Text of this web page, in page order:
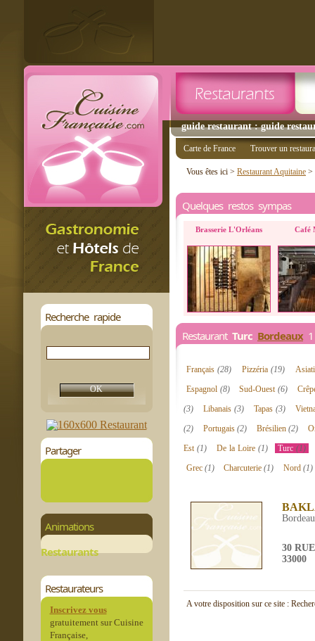
guide restaurant : guide
Recherche rapide
Partager
Animations
Restaurants
Restaurateurs
Inscrivez vous
gratuitement sur Cuisine
Française,
Carte de France Trouver un
Vous êtes ici > Restaurant Aquitaine >
Quelques restos sympas
Brasserie L'Orléans Café
Restaurant Turc Bordeaux1
Français(28) Pizzéria(19)
Espagnol (8) Sud-Ouest (6)
(3)
Libanais (3) Tapas (3)
(2)
Portugais (2) Brésilien (2)
Est (1) De la Loire (1) Turc (1)
Grec (1) Charcuterie(1) Nord (1)
30
33000
A votre disposition sur ce site :